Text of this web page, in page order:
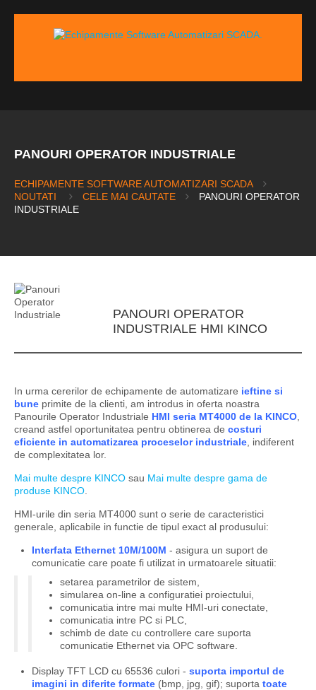
PANOURI OPERATOR INDUSTRIALE
ECHIPAMENTE SOFTWARE AUTOMATIZARI SCADA
NOUTATI
CELE MAI CAUTATE
PANOURI OPERATOR
INDUSTRIALE
PANOURI OPERATOR
INDUSTRIALE HMI KINCO
In urma cererilor de echipamente de automatizare ieftine si
bune primite de la clienti, am introdus in oferta noastra
Panourile Operator Industriale HMI seria MT4000 de la KINCO
creand astfel oportunitatea pentru obtinerea de costuri
eficiente in automatizarea proceselor industriale , indiferent
de complexitatea lor.
Mai multe despre KINCO sau Mai multe despre gama de
produse KINCO
HMI-urile din seria MT4000 sunt o serie de caracteristici
generale, aplicabile in functie de tipul exact al produsului:
Interfata Ethernet 10M/100M - asigura un suport de
comunicatie care poate fi utilizat in urmatoarele situatii:
setarea parametrilor de sistem,
simularea on-line a configuratiei proiectului,
comunicatia intre mai multe HMI-uri conectate,
comunicatia intre PC si PLC,
schimb de date cu controllere care suporta
comunicatie Ethernet via OPC software.
Display TFT LCD cu 65536 culori - suporta importul de
imagini in diferite formate (bmp, jpg, gif); suporta toate